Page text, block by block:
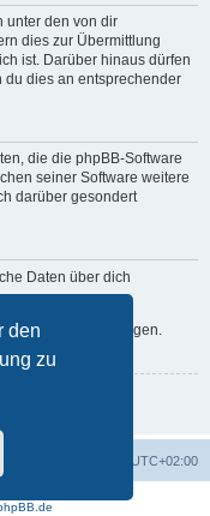
den
zu
unter den von dir
dies zur Übermittlung
ist. Darüber hinaus dürfen
du dies an entsprechender
die die phpBB-Software
seiner Software weitere
darüber gesondert
Daten über dich
Daten verlangen.
UTC+02:00